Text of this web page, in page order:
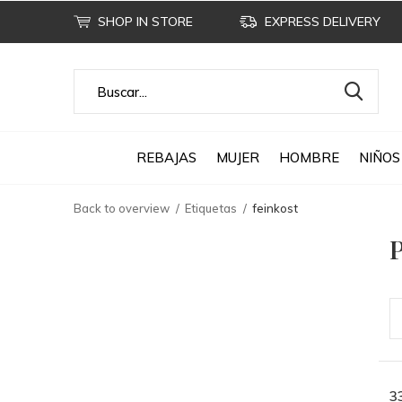
REBAJAS MUJER HOMBRE NIÑOS
SHOP IN STORE EXPRESS DELIVERY
Back to overview Etiquetas feinkost